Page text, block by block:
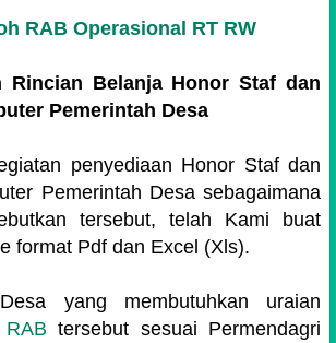
RAB Operasional RT RW
Rincian Belanja Honor Staf dan
Pemerintah Desa
penyediaan Honor Staf dan
Pemerintah Desa sebagaimana
tersebut, telah Kami buat
format Pdf dan Excel (Xls).
yang membutuhkan uraian
tersebut sesuai Permendagri